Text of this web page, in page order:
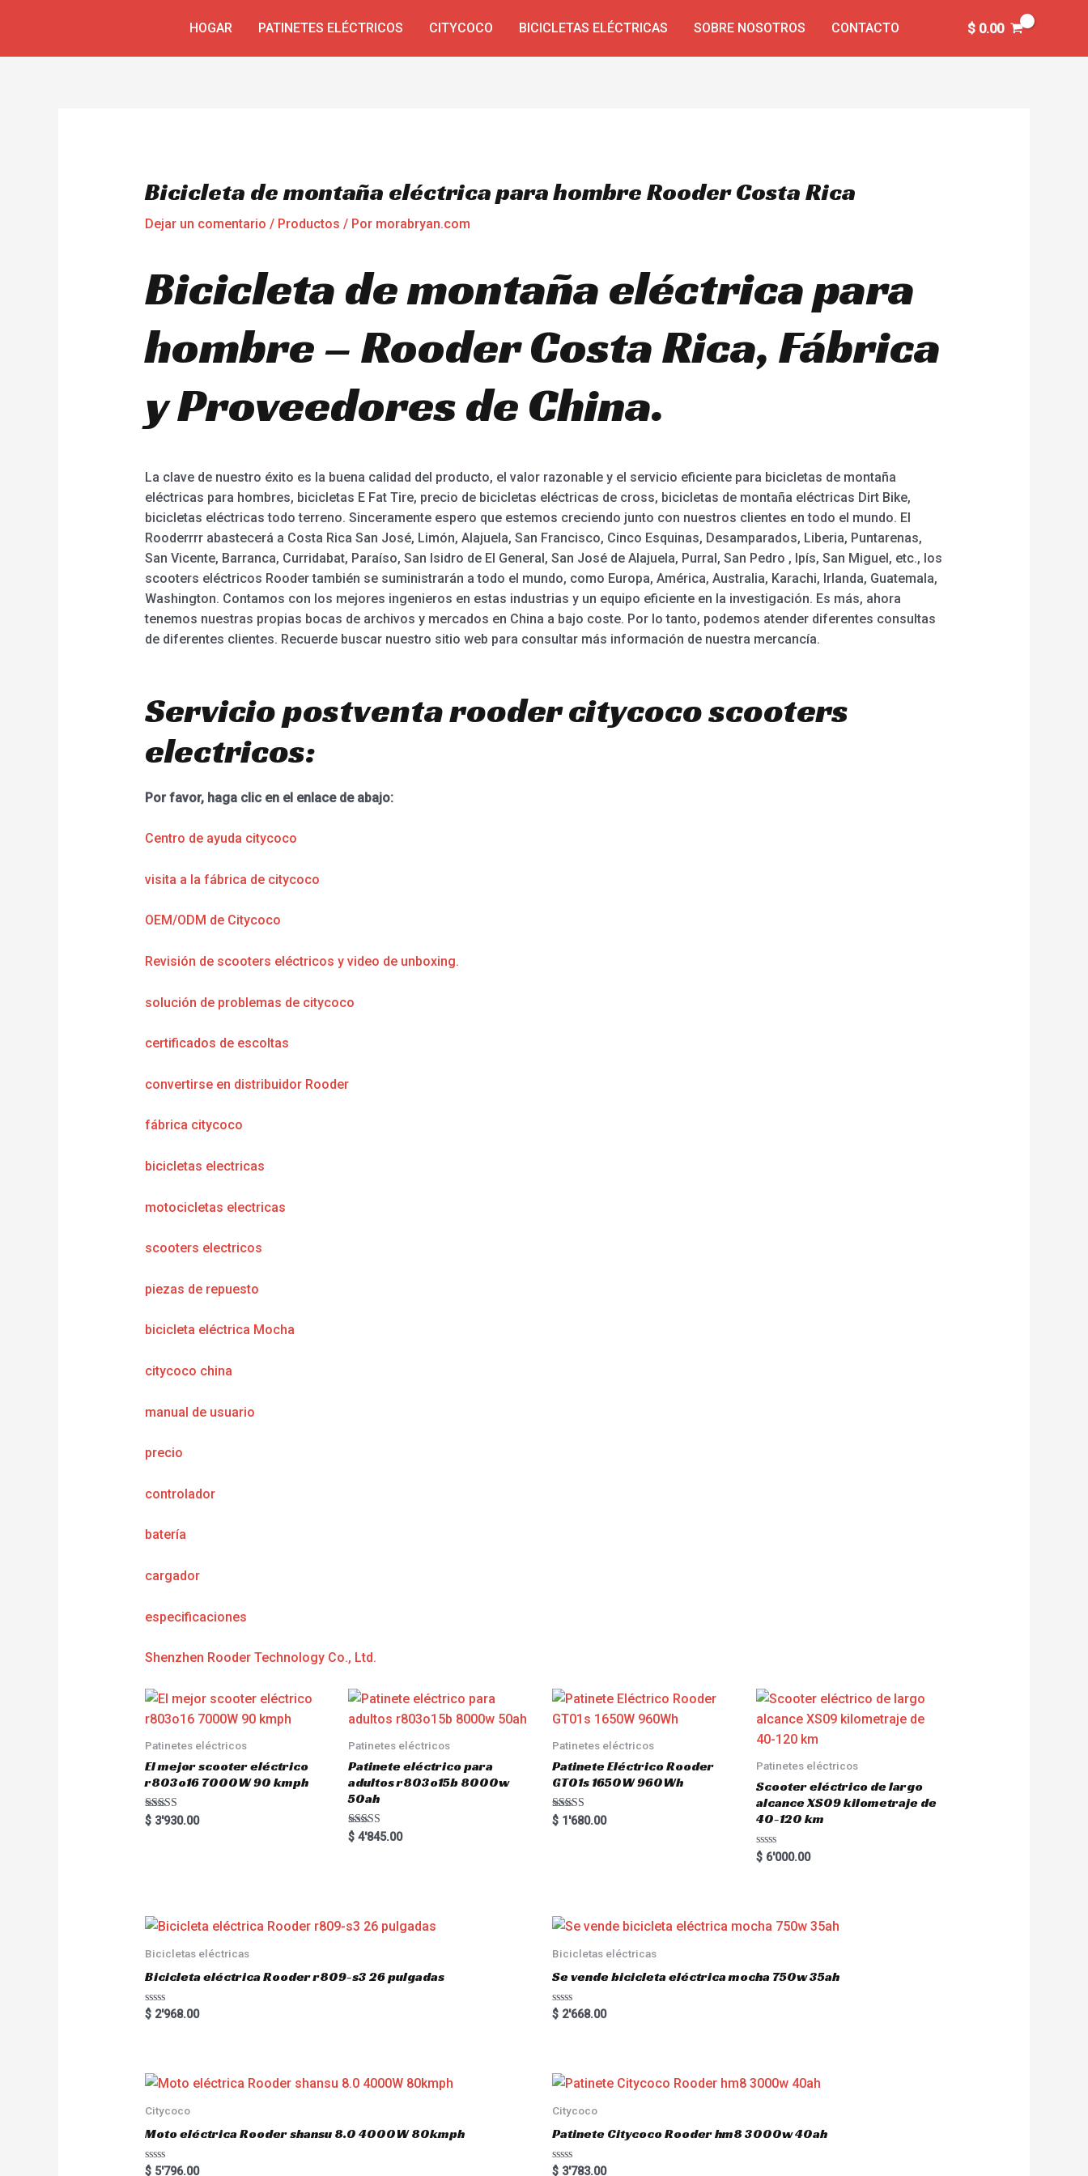
HOGAR PATINETES ELÉCTRICOS CITYCOCO BICICLETAS ELÉCTRICAS SOBRE NOSOTROS CONTACTO $0.00
Bicicleta de montaña eléctrica para hombre Rooder Costa Rica
Dejar un comentario / Productos / Por morabryan.com
Bicicleta de montaña eléctrica para
hombre – Rooder Costa Rica, Fábrica
y Proveedores de China.
La clave de nuestro éxito es la buena calidad del producto, el valor razonable y el servicio eficiente para bicicletas de montaña
eléctricas para hombres, bicicletas E Fat Tire, precio de bicicletas eléctricas de cross, bicicletas de montaña eléctricas Dirt Bike,
bicicletas eléctricas todo terreno. Sinceramente espero que estemos creciendo junto con nuestros clientes en todo el mundo. El
Rooderrrr abastecerá a Costa Rica San José, Limón, Alajuela, San Francisco, Cinco Esquinas, Desamparados, Liberia, Puntarenas,
San Vicente, Barranca, Curridabat, Paraíso, San Isidro de El General, San José de Alajuela, Purral, San Pedro , Ipís, San Miguel, etc., los
scooters eléctricos Rooder también se suministrarán a todo el mundo, como Europa, América, Australia, Karachi, Irlanda, Guatemala,
Washington. Contamos con los mejores ingenieros en estas industrias y un equipo eficiente en la investigación. Es más, ahora
tenemos nuestras propias bocas de archivos y mercados en China a bajo coste. Por lo tanto, podemos atender diferentes consultas
de diferentes clientes. Recuerde buscar nuestro sitio web para consultar más información de nuestra mercancía.
Servicio postventa rooder citycoco scooters
electricos:
Por favor, haga clic en el enlace de abajo:
Centro de ayuda citycoco
visita a la fábrica de citycoco
OEM/ODM de Citycoco
Revisión de scooters eléctricos y video de unboxing.
solución de problemas de citycoco
certificados de escoltas
convertirse en distribuidor Rooder
fábrica citycoco
bicicletas electricas
motocicletas electricas
scooters electricos
piezas de repuesto
bicicleta eléctrica Mocha
citycoco china
manual de usuario
precio
controlador
batería
cargador
especificaciones
Shenzhen Rooder Technology Co., Ltd.
Patinetes eléctricos
El mejor scooter eléctrico
r803o16 7000W 90 kmph
Rated
5.00
$3'930.00
Patinetes eléctricos
Patinete eléctrico para
adultos r803o15b 8000w
50ah
Rated
5.00
$ 4'845.00
Patinetes eléctricos
Patinete Eléctrico Rooder
GT01s 1650W 960Wh
Rated
5.00
$ 1'680.00
Patinetes eléctricos
Scooter eléctrico de largo
alcance XS09 kilometraje de
40-120 km
R
a
o
u
5
$6'000.00
Bicicletas eléctricas
Bicicleta eléctrica Rooder r809-s3 26 pulgadas
R
a
o
u
o
f
5
$2'968.00
Bicicletas eléctricas
Se vende bicicleta eléctrica mocha 750w 35ah
R
a
o
u
o
f
5
$ 2'668.00
Citycoco
Moto eléctrica Rooder shansu 8.0 4000W 80kmph
R
$5'796.00
Citycoco
Patinete Citycoco Rooder hm8 3000w 40ah
R
$ 3'783.00